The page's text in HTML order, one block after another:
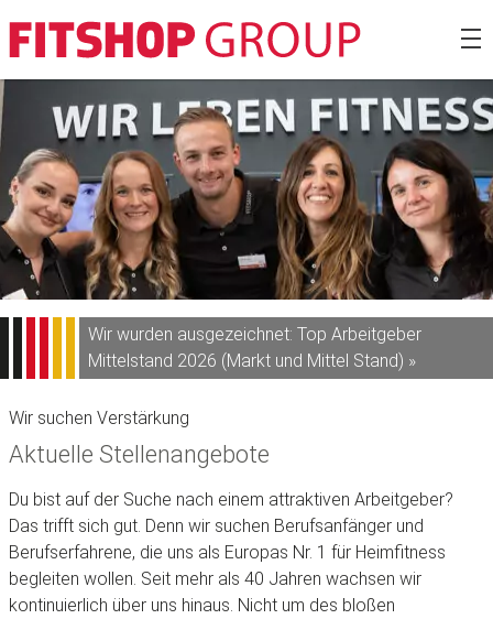
Zum
Inhalt
springen
Fitshop
Wir wurden ausgezeichnet: Top Arbeitgeber
Mittelstand 2026 (Markt und Mittel Stand) »
Wir suchen Verstärkung
Aktuelle Stellenangebote
Du bist auf der Suche nach einem attraktiven Arbeitgeber?
Das trifft sich gut. Denn wir suchen Berufsanfänger und
Berufserfahrene, die uns als Europas Nr. 1 für Heimfitness
begleiten wollen. Seit mehr als 40 Jahren wachsen wir
kontinuierlich über uns hinaus. Nicht um des bloßen